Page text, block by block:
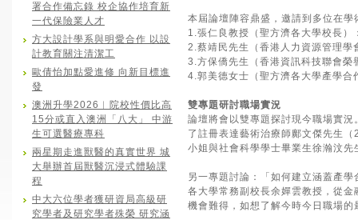
署合作備忘錄 校企協作培育新
一代保險業人才
方大設計學系與明愛合作 以設
計教育關注清潔工
歐倩怡加點愛進修 向新目標進
發
澳洲升學2026︱院校性價比高
15分或直入澳洲「八大」 中游
生可選醫療專科
兩星期走進獸醫的真實世界 城
大舉辦首屆獸醫沉浸式體驗課
程
中大六位學者獲研資局高級研
究學者及研究學者殊榮 研究涵
本屆論壇陣容鼎盛，邀請到多位在
1.張仁良教授（聖方濟各大學校長
2.蔡靖民先生（香港人力資源管理
3.方保僑先生（香港資訊科技聯會
4.郭美德女士（聖方濟各大學產學
雙專題研討職場實況
論壇將會以雙專題探討現今職場實
了註冊表達藝術治療師鄺文傑先生
小姐與社會科學學士畢業生徐瀚汶
另一專題討論：「如何建立涵蓋產
各大學常務副校長余嬋雲教授，從
機會難得，如想了解今時今日職場